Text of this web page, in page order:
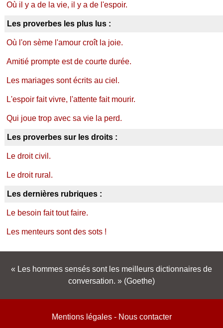
Où il y a de la vie, il y a de l'espoir.
Les proverbes les plus lus :
Où l'on sème l'amour croît la joie.
Amitié prompte est de courte durée.
Les mariages sont écrits au ciel.
L'espoir fait vivre, l'attente fait mourir.
Qui joue trop avec sa vie la perd.
Les proverbes sur les droits :
Le droit civil.
Le droit rural.
Les dernières rubriques :
Le besoin fait tout faire.
Les menteurs sont des sots !
Les hommes sensés sont les meilleurs dictionnaires de
conversation.
(Goethe)
Mentions légales- Nous contacter